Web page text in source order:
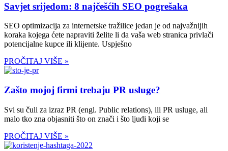
Savjet srijedom: 8 najčešćih SEO pogrešaka
SEO optimizacija za internetske tražilice jedan je od najvažnijih
koraka kojega ćete napraviti želite li da vaša web stranica privlači
potencijalne kupce ili klijente. Uspješno
PROČITAJ VIŠE »
Zašto mojoj firmi trebaju PR usluge?
Svi su čuli za izraz PR (engl. Public relations), ili PR usluge, ali
malo tko zna objasniti što on znači i što ljudi koji se
PROČITAJ VIŠE »